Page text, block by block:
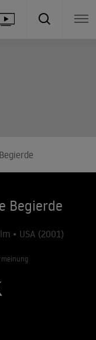
Begierde
• USA (2001)